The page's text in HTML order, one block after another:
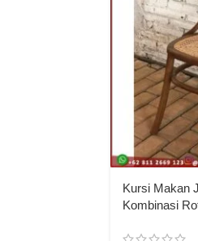
Kursi Makan
Kombinasi